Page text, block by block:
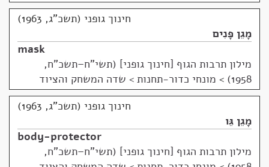
חינוך גופני (תשכ"ג, 1963)
מָגֵן פָּנִים
mask
מילון תרבות הגוף [חינוך גופני] (תשי"ח–תשכ"ח,
1958)
> מונחי כדור-תחנות > שדה המשחק והציוד
חינוך גופני (תשכ"ג, 1963)
מָגֵן גֵּו
body-protector
מילון תרבות הגוף [חינוך גופני] (תשי"ח–תשכ"ח,